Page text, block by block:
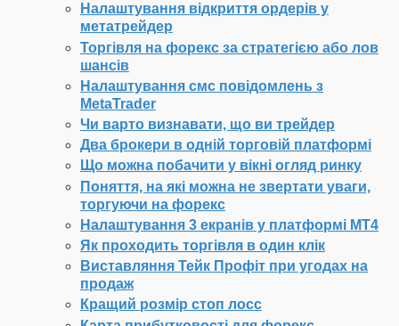
Налаштування відкриття ордерів у
метатрейдер
Торгівля на форекс за стратегією або лов
шансів
Налаштування смс повідомлень з
MetaTrader
Чи варто визнавати, що ви трейдер
Два брокери в одній торговій платформі
Що можна побачити у вікні огляд ринку
Поняття, на які можна не звертати уваги,
торгуючи на форекс
Налаштування 3 екранів у платформі МТ4
Як проходить торгівля в один клік
Виставляння Тейк Профіт при угодах на
продаж
Кращий розмір стоп лосс